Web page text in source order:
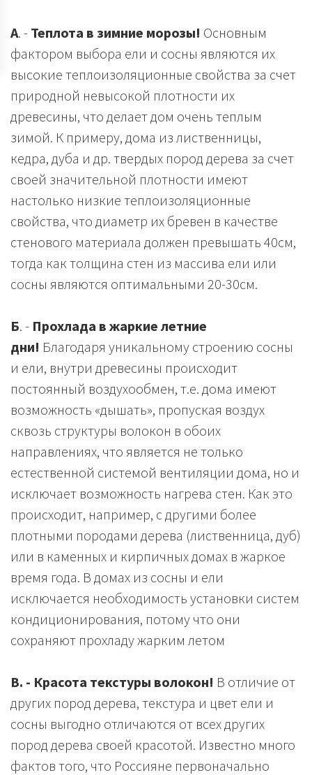
A. - Теплота в зимние морозы! Основным
фактором выбора ели и сосны являются их
высокие теплоизоляционные свойства за счет
природной невысокой плотности их
древесины, что делает дом очень теплым
зимой. К примеру, дома из лиственницы,
кедра, дуба и др. твердых пород дерева за счет
своей значительной плотности имеют
настолько низкие теплоизоляционные
свойства, что диаметр их бревен в качестве
стенового материала должен превышать 40см,
тогда как толщина стен из массива ели или
сосны являются оптимальными 20-30см.
Б. - Прохлада в жаркие летние
дни! Благодаря уникальному строению сосны
и ели, внутри древесины происходит
постоянный воздухообмен, т.е. дома имеют
возможность «дышать», пропуская воздух
сквозь структуры волокон в обоих
направлениях, что является не только
естественной системой вентиляции дома, но и
исключает возможность нагрева стен. Как это
происходит, например, с другими более
плотными породами дерева (лиственница, дуб)
или в каменных и кирпичных домах в жаркое
время года. В домах из сосны и ели
исключается необходимость установки систем
кондиционирования, потому что они
сохраняют прохладу жарким летом
В. - Красота текстуры волокон! В отличие от
других пород дерева, текстура и цвет ели и
сосны выгодно отличаются от всех других
пород дерева своей красотой. Известно много
фактов того, что Россияне первоначально